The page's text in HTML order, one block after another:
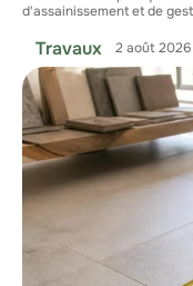
d'assainissement et de
Travaux 2 août 2026